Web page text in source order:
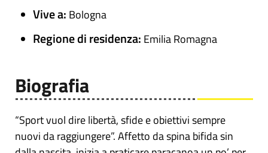
Vive a: Bologna
Regione di residenza: Emilia Romagna
Biografia
“Sport vuol dire libertà, sfide e obiettivi sempre
nuovi da raggiungere”. Affetto da spina bifida sin